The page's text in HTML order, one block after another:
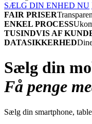
SÆLG DIN ENHED NU
FAIR PRISER
ENKEL PROCESS
TUSINDVIS AF
DATASIKKERHED
Sælg din
Få penge
Sælg din smartphone,